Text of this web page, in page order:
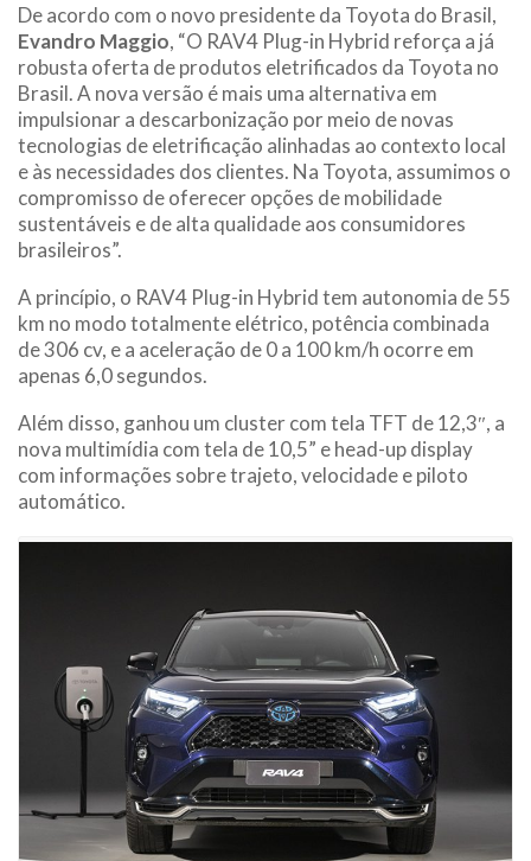
De acordo com o novo presidente da Toyota do Brasil,
Evandro Maggio, “O RAV4 Plug-in Hybrid reforça a já
robusta oferta de produtos eletrificados da Toyota no
Brasil. A nova versão é mais uma alternativa em
impulsionar a descarbonização por meio de novas
tecnologias de eletrificação alinhadas ao contexto local
e às necessidades dos clientes. Na Toyota, assumimos o
compromisso de oferecer opções de mobilidade
sustentáveis e de alta qualidade aos consumidores
brasileiros”.
A princípio, o RAV4 Plug-in Hybrid tem autonomia de 55
km no modo totalmente elétrico, potência combinada
de 306 cv, e a aceleração de 0 a 100 km/h ocorre em
apenas 6,0 segundos.
Além disso, ganhou um cluster com tela TFT de 12,3″, a
nova multimídia com tela de 10,5” e head-up display
com informações sobre trajeto, velocidade e piloto
automático.